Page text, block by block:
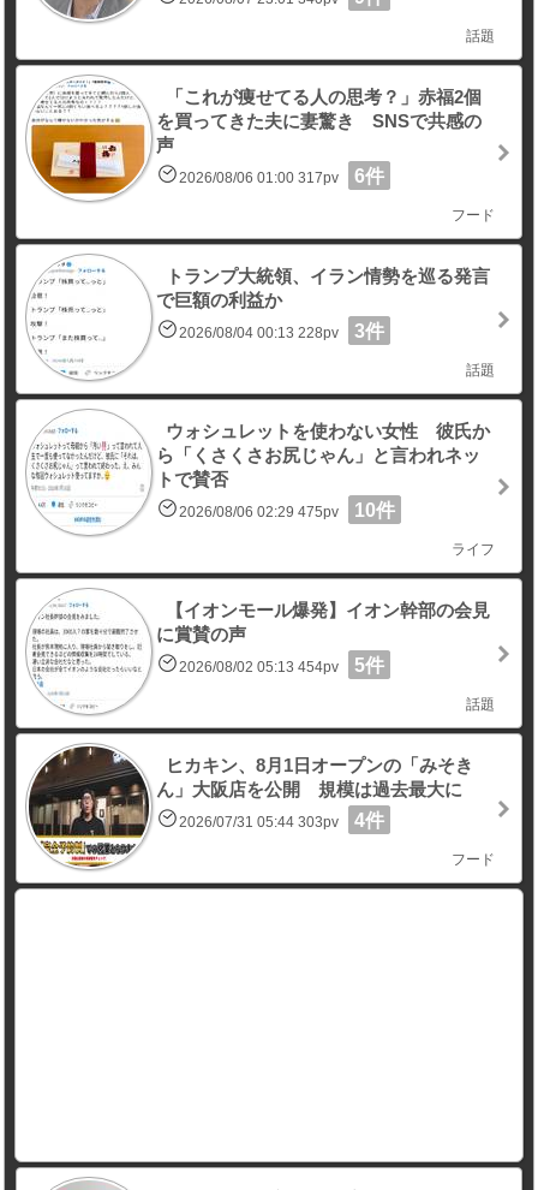
話題
「これが痩せてる人の思考？」赤福2個
を買ってきた夫に妻驚き SNSで共感の
声
2026/08/06 01:00 317pv 6件
フード
トランプ大統領、イラン情勢を巡る発言
で巨額の利益か
2026/08/04 00:13 228pv 3件
話題
ウォシュレットを使わない女性 彼氏か
ら「くさくさお尻じゃん」と言われネッ
トで賛否
2026/08/06 02:29 475pv 10件
ライフ
【イオンモール爆発】イオン幹部の会見
に賞賛の声
2026/08/02 05:13 454pv 5件
話題
ヒカキン、8月1日オープンの「みそき
ん」大阪店を公開 規模は過去最大に
2026/07/31 05:44 303pv 4件
フード